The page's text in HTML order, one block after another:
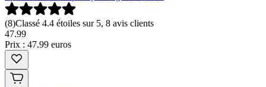
(8)Classé 4.4 étoiles sur 5, 8 avis clients
47.99
Prix : 47.99 euros